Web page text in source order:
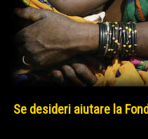
Se desideri aiutare la